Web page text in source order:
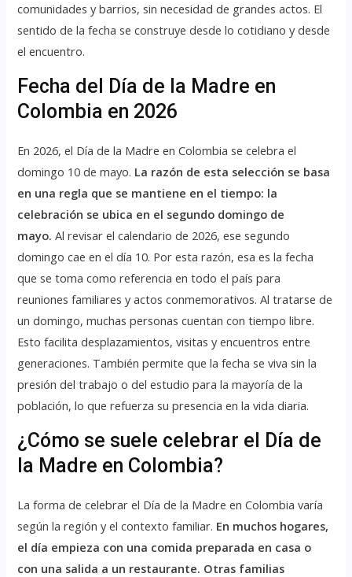
comunidades y barrios, sin necesidad de grandes actos. El
sentido de la fecha se construye desde lo cotidiano y desde
el encuentro.
Fecha del Día de la Madre en
Colombia en 2026
En 2026, el Día de la Madre en Colombia se celebra el
domingo 10 de mayo. La razón de esta selección se basa
en una regla que se mantiene en el tiempo: la
celebración se ubica en el segundo domingo de
mayo. Al revisar el calendario de 2026, ese segundo
domingo cae en el día 10. Por esta razón, esa es la fecha
que se toma como referencia en todo el país para
reuniones familiares y actos conmemorativos. Al tratarse de
un domingo, muchas personas cuentan con tiempo libre.
Esto facilita desplazamientos, visitas y encuentros entre
generaciones. También permite que la fecha se viva sin la
presión del trabajo o del estudio para la mayoría de la
población, lo que refuerza su presencia en la vida diaria.
¿Cómo se suele celebrar el Día de
la Madre en Colombia?
La forma de celebrar el Día de la Madre en Colombia varía
según la región y el contexto familiar. En muchos hogares,
el día empieza con una comida preparada en casa o
con una salida a un restaurante. Otras familias